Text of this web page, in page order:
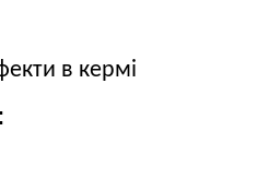
в кермі